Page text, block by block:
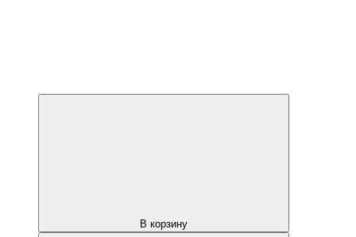
В корзину